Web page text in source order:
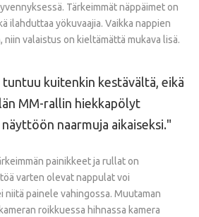
Tärkeimmät näppäimet on
ilahduttaa yökuvaajia. Vaikka nappien
niin valaistus on kieltämättä mukava lisä.
kuitenkin kestävältä, eikä
MM-rallin hiekkapölyt
naarmuja aikaiseksi.
painikkeet ja rullat on
varten olevat nappulat voi
niitä painele vahingossa. Muutaman
roikkuessa hihnassa kamera